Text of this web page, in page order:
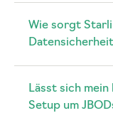
Wie sorgt
Lässt sich
Setup um